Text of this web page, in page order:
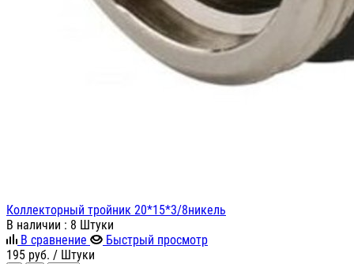
Коллекторный тройник 20*15*3/8никель
В наличии : 8 Штуки
В сравнение
Быстрый просмотр
195 руб. / Штуки